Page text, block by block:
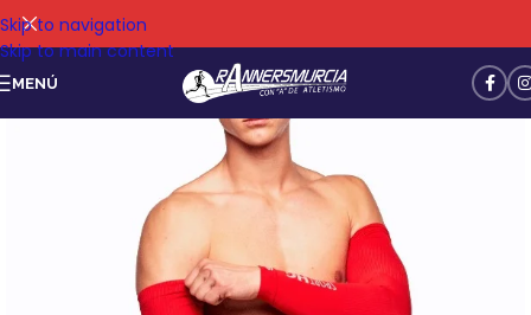
Skip to navigation
Skip to main content
MENÚ